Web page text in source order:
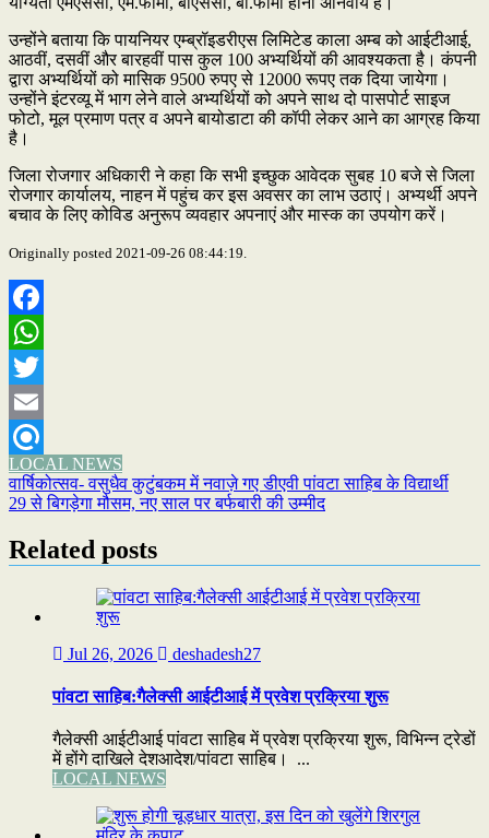
उन्होंने बताया कि पायनियर एम्ब्रॉइडरीएस लिमिटेड काला अम्ब को आईटीआई,
आठवीं, दसवीं और बारहवीं पास कुल 100 अभ्यर्थियों की आवश्यकता है। कंपनी
द्वारा अभ्यर्थियों को मासिक 9500 रुपए से 12000 रूपए तक दिया जायेगा।
उन्होंने इंटरव्यू में भाग लेने वाले अभ्यर्थियों को अपने साथ दो पासपोर्ट साइज
फोटो, मूल प्रमाण पत्र व अपने बायोडाटा की कॉपी लेकर आने का आग्रह किया
है।
जिला रोजगार अधिकारी ने कहा कि सभी इच्छुक आवेदक सुबह 10 बजे से जिला
रोजगार कार्यालय, नाहन में पहुंच कर इस अवसर का लाभ उठाएं। अभ्यर्थी अपने
बचाव के लिए कोविड अनुरूप व्यवहार अपनाएं और मास्क का उपयोग करें।
Originally posted 2021-09-26 08:44:19.
Facebook
WhatsApp
Twitter
Email
Refind
LOCAL NEWS
Post
navigation
वार्षिकोत्सव- वसुधैव कुटुंबकम में नवाज़े गए डीएवी पांवटा साहिब के विद्यार्थी
29 से बिगड़ेगा मौसम, नए साल पर बर्फबारी की उम्मीद
Related posts
Jul 26, 2026 deshadesh27
पांवटा साहिब:गैलेक्सी आईटीआई में प्रवेश प्रक्रिया शुरू
गैलेक्सी आईटीआई पांवटा साहिब में प्रवेश प्रक्रिया शुरू, विभिन्न ट्रेडों
में होंगे दाखिले देशआदेश/पांवटा साहिब। ...
LOCAL NEWS